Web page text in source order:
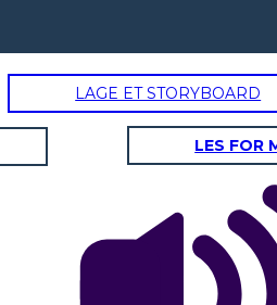
LAGE ET STORYBOARD
LES FOR